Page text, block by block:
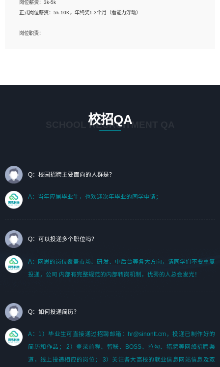
标志及吉祥物设计，效果图后期处理等。
1、艺术设计类相关专业；（其中需求分析顾问不限专业）
岗位薪资：3k-5k
正式岗位薪资：5k-10K，年终奖1-3个月（看能力浮动）
岗位职责：
2. 熟悉 前端常用框架, 能独立完成设计给予的 UI 效果;
3. 有良好的代码习惯, 低级错误出现频率低;
7. 了解或熟悉 WebGL 及相关框架优先。
（岗位人员专职于行业应用解决方案、项目申报方案、投标方案的策划编写）
校招QA
SCHOOL RECRUITMENT QA
Q：校园招聘主要面向的人群是？
A：当年应届毕业生，也欢迎次年毕业的同学申请；
Q：可以投递多个职位吗？
A：网思的岗位覆盖市场、研发、中后台等各大方向，请同学们不要重复
投递，公司 内部有完整规范的内部转岗机制，优秀的人总会发光！
Q：如何投递简历？
A：1）毕业生可直接通过招聘邮箱：hr@sinontt.cm，投递已制作好的
简历和作品； 2）登录前程、智联、BOSS、拉勾、猎聘等网络招聘渠
道，线上投递相应的岗位； 3）关注各大高校的就业信息网站信息及双